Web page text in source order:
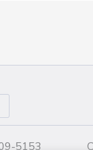
5153